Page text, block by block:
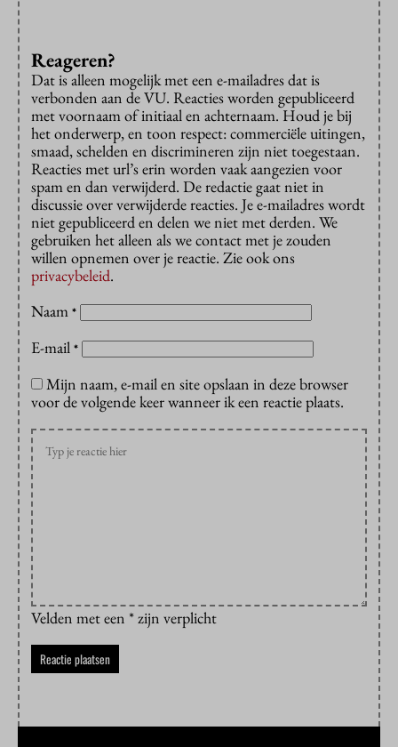
Reageren?
Dat is alleen mogelijk met een e-mailadres dat is
verbonden aan de VU. Reacties worden gepubliceerd
met voornaam of initiaal en achternaam. Houd je bij
het onderwerp, en toon respect: commerciële uitingen,
smaad, schelden en discrimineren zijn niet toegestaan.
Reacties met url’s erin worden vaak aangezien voor
spam en dan verwijderd. De redactie gaat niet in
discussie over verwijderde reacties. Je e-mailadres wordt
niet gepubliceerd en delen we niet met derden. We
gebruiken het alleen als we contact met je zouden
willen opnemen over je reactie. Zie ook ons
privacybeleid.
Naam *
E-mail *
Mijn naam, e-mail en site opslaan in deze browser
voor de volgende keer wanneer ik een reactie plaats.
Velden met een * zijn verplicht